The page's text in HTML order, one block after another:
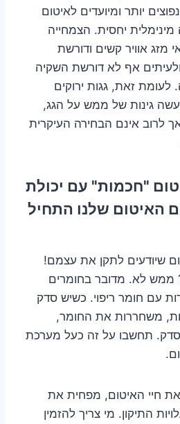
יותר ומיועדים לאיטום
מינימלית יחסית. הצמחייה
מזג אוויר קשים ודורשת
אף לא דורשת השקיה
זאת, גגות ירוקים
גינות של ממש על הגג,
לרוב אינם הבחירה העיקרית
"חכמות" עם יכולת
האיטום שלנו התחיל
שיודעים לתקן את עצמם!
ממש לא. מדובר בחומרים
עם חומר ריפוי. כשיש סדק
משחררות את החומר,
תחשבו על זה כעל מערכת
חיי האיטום, מפחית את
התיקון. מי צריך להזמין